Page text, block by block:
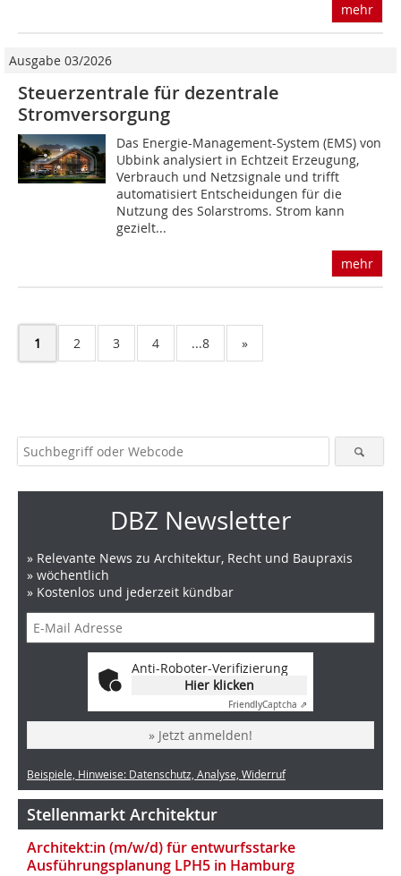
mehr
Ausgabe 03/2026
Steuerzentrale für dezentrale
Stromversorgung
Das Energie-Management-System (EMS) von
Ubbink analysiert in Echtzeit Erzeugung,
Verbrauch und Netzsignale und trifft
automatisiert Entscheidungen für die
Nutzung des Solarstroms. Strom kann
gezielt...
mehr
1 2 3 4 ...8 »
DBZ Newsletter
» Relevante News zu Architektur, Recht und Baupraxis
» wöchentlich
» Kostenlos und jederzeit kündbar
Anti-Roboter-Verifizierung
Hier klicken
FriendlyCaptcha ⇗
» Jetzt anmelden!
Beispiele, Hinweise: Datenschutz, Analyse, Widerruf
Stellenmarkt Architektur
Architekt:in (m/w/d) für entwurfsstarke
Ausführungsplanung LPH5 in Hamburg